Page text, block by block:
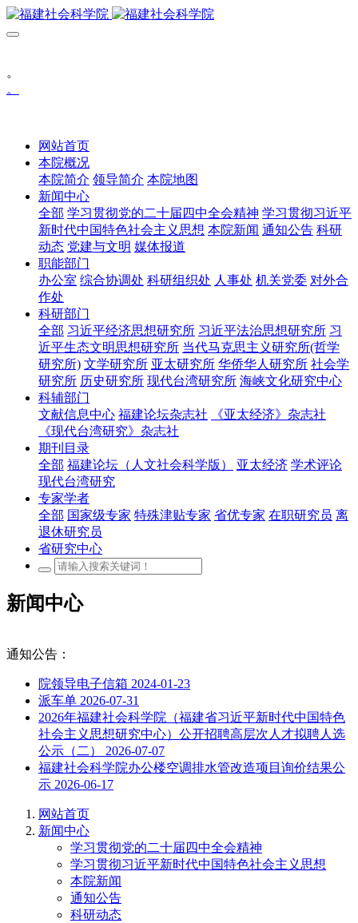
。
。
网站首页
本院概况
本院简介 领导简介 本院地图
新闻中心
全部 学习贯彻党的二十届四中全会精神 学习贯彻习近平
新时代中国特色社会主义思想 本院新闻 通知公告 科研
动态 党建与文明 媒体报道
职能部门
办公室 综合协调处 科研组织处 人事处 机关党委 对外合
作处
科研部门
全部 习近平经济思想研究所 习近平法治思想研究所 习
近平生态文明思想研究所 当代马克思主义研究所(哲学
研究所) 文学研究所 亚太研究所 华侨华人研究所 社会学
研究所 历史研究所 现代台湾研究所 海峡文化研究中心
科辅部门
文献信息中心 福建论坛杂志社
《亚太经济》杂志社
《现代台湾研究》杂志社
期刊目录
全部 福建论坛（人文社会科学版） 亚太经济 学术评论
现代台湾研究
专家学者
全部 国家级专家 特殊津贴专家 省优专家 在职研究员 离
退休研究员
省研究中心
新闻中心
通知公告：
院领导电子信箱 2024-01-23
派车单 2026-07-31
2026年福建社会科学院（福建省习近平新时代中国特色
社会主义思想研究中心）公开招聘高层次人才拟聘人选
公示（二） 2026-07-07
福建社会科学院办公楼空调排水管改造项目询价结果公
示 2026-06-17
网站首页
新闻中心
学习贯彻党的二十届四中全会精神
学习贯彻习近平新时代中国特色社会主义思想
本院新闻
通知公告
科研动态